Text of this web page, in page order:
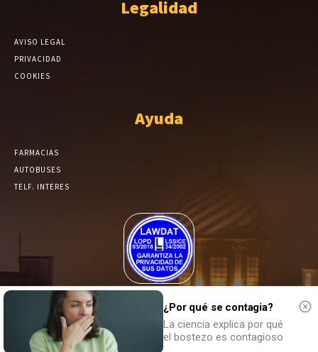
Legalidad
AVISO LEGAL
PRIVACIDAD
COOKIES
Ayuda
FARMACIAS
AUTOBUSES
TELF. INTERES
El Periódico de Yecla alcanza un grado más de compromiso en el
tratamiento de sus datos.¿Por qué se contagia?
La ciencia explica por qué
el bostezo es contagioso